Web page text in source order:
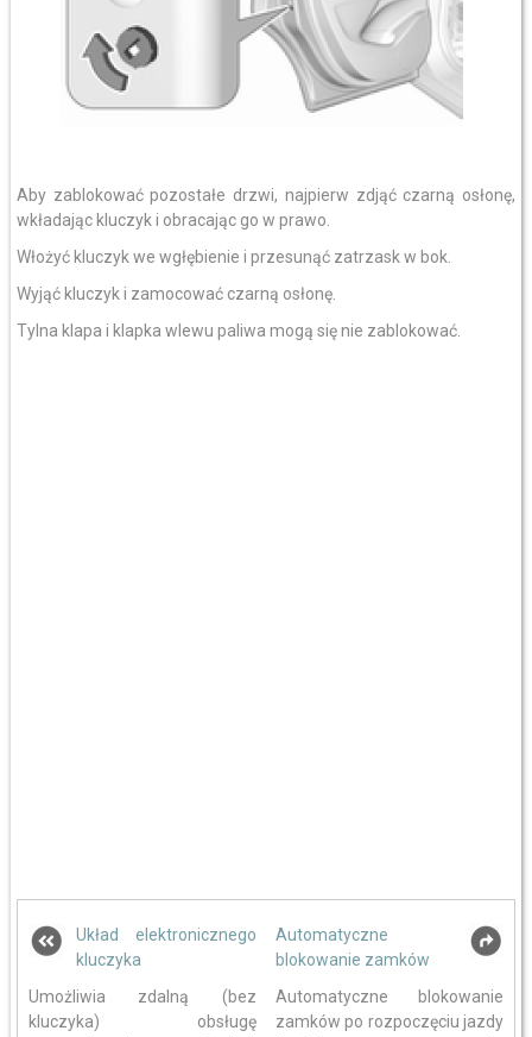
Aby zablokować pozostałe drzwi, najpierw zdjąć czarną osłonę,
wkładając kluczyk i obracając go w prawo.
Włożyć kluczyk we wgłębienie i przesunąć zatrzask w bok.
Wyjąć kluczyk i zamocować czarną osłonę.
Tylna klapa i klapka wlewu paliwa mogą się nie zablokować.
Układ elektronicznego
kluczyka
Umożliwia zdalną (bez
kluczyka) obsługę
Automatyczne
blokowanie zamków
Automatyczne blokowanie
zamków po rozpoczęciu jazdy